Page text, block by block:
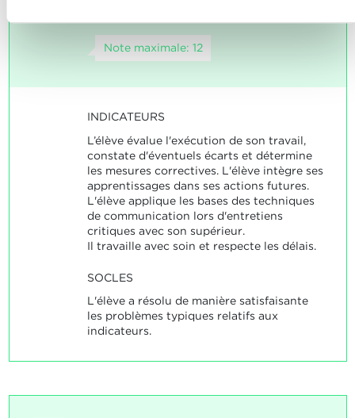
Note maximale: 12
INDICATEURS
L’élève évalue l'exécution de son travail,
constate d'éventuels écarts et détermine
les mesures correctives. L'élève intègre ses
apprentissages dans ses actions futures.
L'élève applique les bases des techniques
de communication lors d'entretiens
critiques avec son supérieur.
Il travaille avec soin et respecte les délais.
SOCLES
L'élève a résolu de manière satisfaisante
les problèmes typiques relatifs aux
indicateurs.